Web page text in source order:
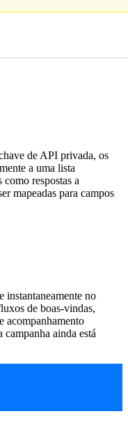
de API privada, os
a uma lista
como respostas a
mapeadas para campos
instantaneamente no
de boas-vindas,
acompanhamento
campanha ainda está